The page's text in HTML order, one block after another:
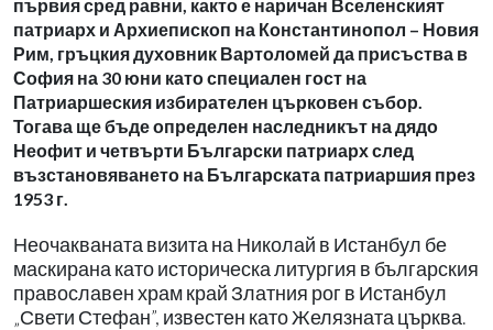
първия сред равни, както е наричан Вселенският
патриарх и Архиепископ на Константинопол – Новия
Рим, гръцкия духовник Вартоломей да присъства в
София на 30 юни като специален гост на
Патриаршеския избирателен църковен събор.
Тогава ще бъде определен наследникът на дядо
Неофит и четвърти Български патриарх след
възстановяването на Българската патриаршия през
1953 г.
Неочакваната визита на Николай в Истанбул бе
маскирана като историческа литургия в българския
православен храм край Златния рог в Истанбул
„Свети Стефан”, известен като Желязната църква.